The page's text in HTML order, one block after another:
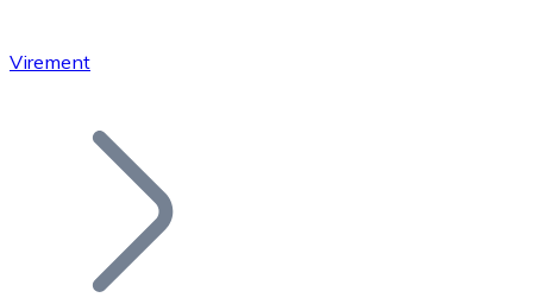
Bitcoin
Virement